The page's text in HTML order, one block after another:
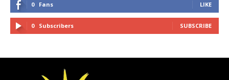
0 Fans LIKE
0 Subscribers SUBSCRIBE